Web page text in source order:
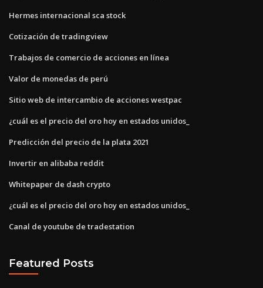
Hermes internacional sca stock
Cotización de tradingview
Trabajos de comercio de acciones en línea
Valor de monedas de perú
Sitio web de intercambio de acciones westpac
¿cuál es el precio del oro hoy en estados unidos_
Predicción del precio de la plata 2021
Invertir en alibaba reddit
Whitepaper de dash crypto
¿cuál es el precio del oro hoy en estados unidos_
Canal de youtube de tradestation
Featured Posts